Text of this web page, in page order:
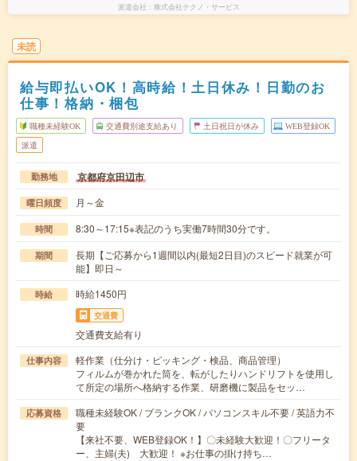
派遣会社 株式会社テクノ・サービス
未読
給与即払いOK！高時給！土日休み！日勤のお
仕事！格納・梱包
職種未経験OK 交通費別途支給あり 土日祝日が休み WEB登録OK
派遣
勤務地 京都府京田辺市
曜日頻度 月～金
時間 8:30～17:15※表記のうち実働7時間30分です。
期間
長期【ご応募から1週間以内(最短2日目)のスピード就業が可
能】即日～
時給 時給1450円
交通費
交通費支給有り
仕事内容
軽作業（仕分け・ピッキング・検品、商品管理）
フィルムが巻かれた筒を、転がしたりハンドリフトを使用し
て所定の場所へ格納する作業、研磨機に製品をセッ…
応募資格
職種未経験OK / ブランクOK / パソコンスキル不要 / 英語力不
要
【来社不要、WEB登録OK！】〇未経験大歓迎！〇フリータ
ー、主婦(夫) 大歓迎！ ※お仕事の掛け持ち…